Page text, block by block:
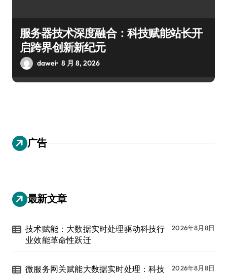
服务器技术深度融合：科技赋能站长开
启跨界创新新纪元
dawei 8 月 8, 2026
广告
最新文章
技术赋能：大数据实时处理驱动科技行
业效能革命性跃迁
2026年8月8日
微服务网关赋能大数据实时处理：科技
2026年8月8日